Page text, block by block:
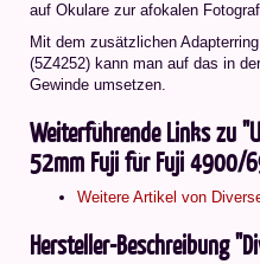
auf Okulare zur afokalen
Mit dem zusätzlichen
(5Z4252) kann man auf das in
Gewinde umsetzen.
Weiterführende Links zu
52mm Fuji für Fuji
Weitere Artikel von
Hersteller-Beschreibung